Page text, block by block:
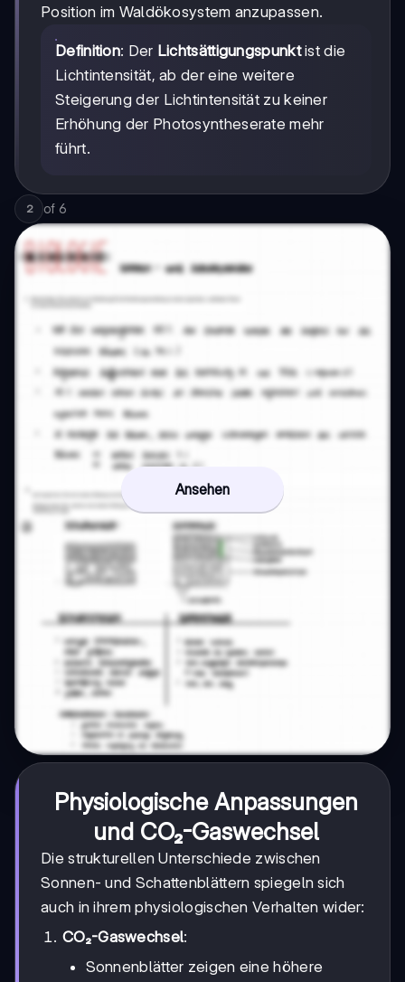
Position im Waldökosystem anzupassen.
Definition: Der Lichtsättigungspunktist die
Lichtintensität, ab der eine weitere
Steigerung der Lichtintensität zu keiner
Erhöhung der Photosyntheserate mehr
führt.
2 of 6
Ansehen
Physiologische Anpassungen
und CO₂-Gaswechsel
Die strukturellen Unterschiede zwischen
Sonnen- und Schattenblättern spiegeln sich
auch in ihrem physiologischen Verhalten wider:
CO₂-Gaswechsel:
Sonnenblätter zeigen eine höhere